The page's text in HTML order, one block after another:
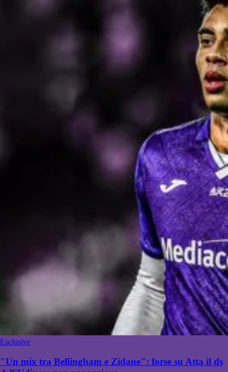
Esclusive
"Un mix tra Bellingham e Zidane": forse su Atta il ds